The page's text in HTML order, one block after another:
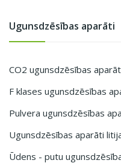
Ugunsdzēsības aparāti
CO2 ugunsdzēsības
F klases ugunsdzēsības
Pulvera ugunsdzēsības
Ugunsdzēsības aparāti
Ūdens - putu